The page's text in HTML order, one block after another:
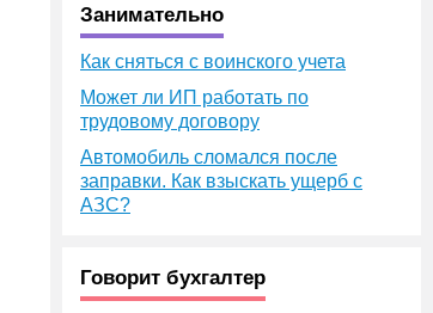
Занимательно
Как сняться с воинского учета
Может ли ИП работать по
трудовому договору
Автомобиль сломался после
заправки. Как взыскать ущерб с
АЗС?
Говорит бухгалтер